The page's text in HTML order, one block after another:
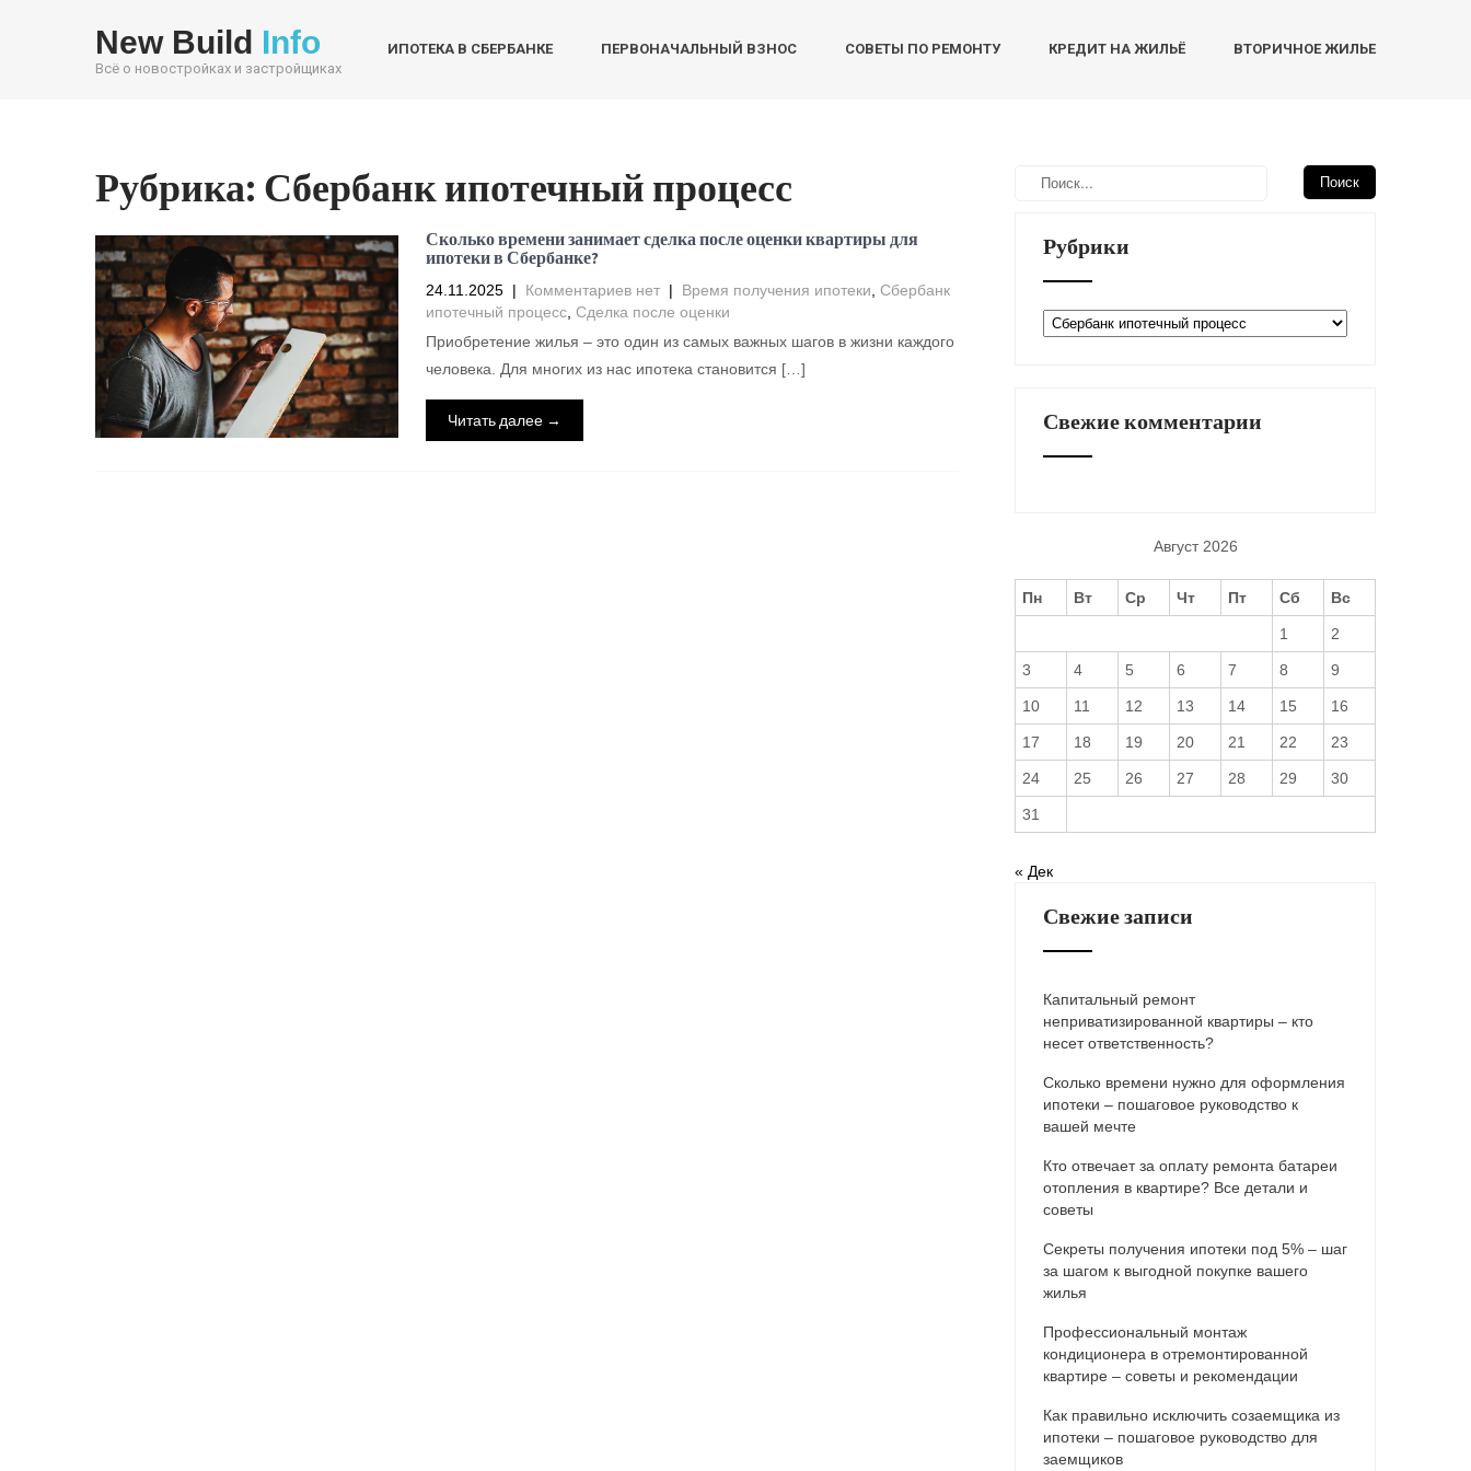
New Build Info
Всё о новостройках и застройщиках
ИПОТЕКА В СБЕРБАНКЕ ПЕРВОНАЧАЛЬНЫЙ ВЗНОС СОВЕТЫ ПО РЕМОНТУ КРЕДИТ НА ЖИЛЬЁ ВТОРИЧНОЕ ЖИЛЬЕ
Рубрика: Сбербанк ипотечный процесс
Сколько времени занимает сделка после оценки квартиры для
ипотеки в Сбербанке?
24.11.2025 | Комментариев нет | Время получения ипотеки Сбербанк
ипотечный процесс, Сделка после оценки
Приобретение жилья – это один из самых важных шагов в жизни каждого
человека. Для многих из нас ипотека становится […]
Читать далее →
Рубрики
Рубрики
Свежие комментарии
Август 2026
Пн Вт Ср Чт Пт Сб Вс
1 2
3 4 5 6 7 8 9
10 11 12 13 14 15 16
17 18 19 20 21 22 23
24 25 26 27 28 29 30
31
« Дек
Свежие записи
Капитальный ремонт
неприватизированной квартиры – кто
несет ответственность?
Сколько времени нужно для оформления
ипотеки – пошаговое руководство к
вашей мечте
Кто отвечает за оплату ремонта батареи
отопления в квартире? Все детали и
советы
Секреты получения ипотеки под 5% – шаг
за шагом к выгодной покупке вашего
жилья
Профессиональный монтаж
кондиционера в отремонтированной
квартире – советы и рекомендации
Как правильно исключить созаемщика из
ипотеки – пошаговое руководство для
заемщиков